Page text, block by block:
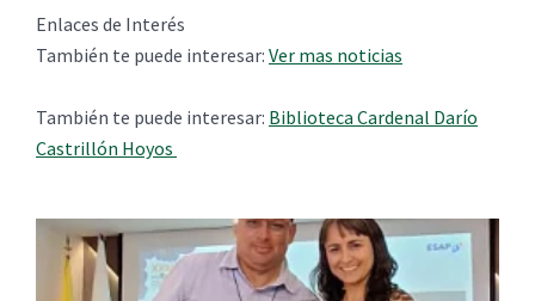
Enlaces de Interés
También te puede interesar: Ver mas noticias
También te puede interesar: Biblioteca Cardenal Darío
Castrillón Hoyos